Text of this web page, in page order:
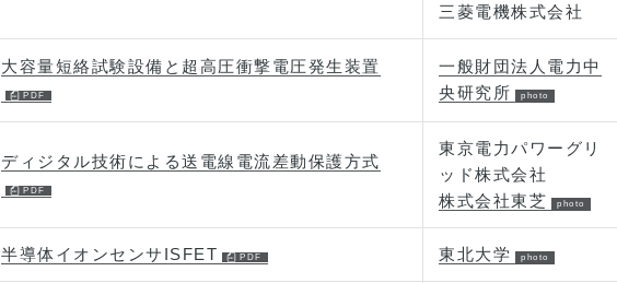
三菱電機株式会社
大容量短絡試験設備と超高圧衝撃電圧発生装置
一般財団法人電力中
央研究所
ディジタル技術による送電線電流差動保護方式
東京電力パワーグリ
ッド株式会社
株式会社東芝
半導体イオンセンサISFET 東北大学